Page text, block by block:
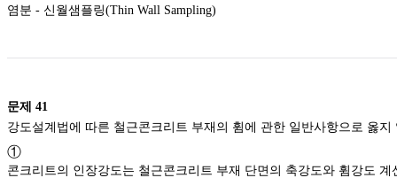
염분 - 신월샘플링(Thin Wall Sampling)
문제 41
강도설계법에 따른 철근콘크리트 부재의 휨에 관한 일반사항으로 옳
①
콘크리트의 인장강도는 철근콘크리트 부재